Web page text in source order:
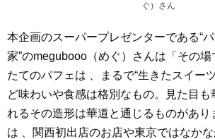
ぐ）さん
本企画のスーパープレゼンターである“
家”のmegubooo（めぐ）さんは「その場
たてのパフェは 、まるで“生きたスイー
ど味わいや食感は格別なもの。見た目も
れるその造形は華道と通じるものがあり
は 、関西初出店のお店や東京ではなか